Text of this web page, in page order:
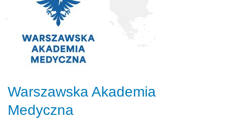
Warszawska Akademia
Medyczna